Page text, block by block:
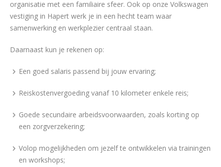
organisatie met een familiaire sfeer. Ook op onze Volkswagen
vestiging in Hapert werk je in een hecht team waar
samenwerking en werkplezier centraal staan.
Daarnaast kun je rekenen op:
Een goed salaris passend bij jouw ervaring;
Reiskostenvergoeding vanaf 10 kilometer enkele reis;
Goede secundaire arbeidsvoorwaarden, zoals korting op
een zorgverzekering;
Volop mogelijkheden om jezelf te ontwikkelen via trainingen
en workshops;